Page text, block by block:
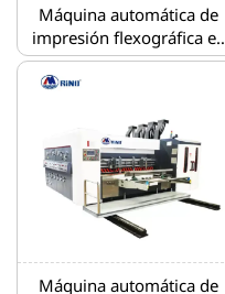
Máquina automática de
impresión flexográfica en
dos colores con
troqueladora ranuradora y
Máquina automática de